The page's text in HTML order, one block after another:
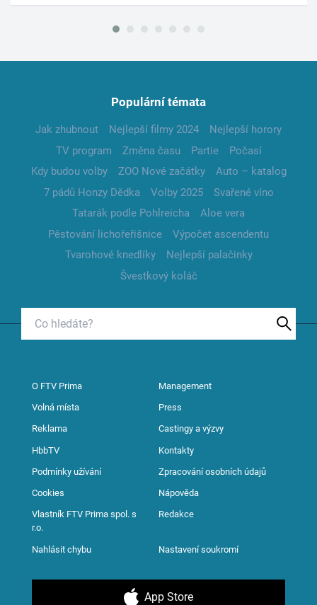
Populární témata
Jak zhubnout Nejlepší filmy 2024
Nejlepší horory
TV program
Změna času Partie
Počasí
Kdy budou volby
ZOO Nové začátky
Auto – katalog
7 pádů Honzy Dědka
Volby 2025
Svařené víno
Tatarák podle Pohlreicha
Aloe vera
Pěstování lichořeřišnice
Výpočet ascendentu
Tvarohové knedlíky
Nejlepší palačinky
Švestkový koláč
O FTV Prima Management
Volná místa Press
Reklama Castingy a výzvy
HbbTV Kontakty
Podmínky užívání Zpracování osobních údajů
Cookies Nápověda
Vlastník FTV Prima spol. s
r.o.
Redakce
Nahlásit chybu Nastavení soukromí
App Store